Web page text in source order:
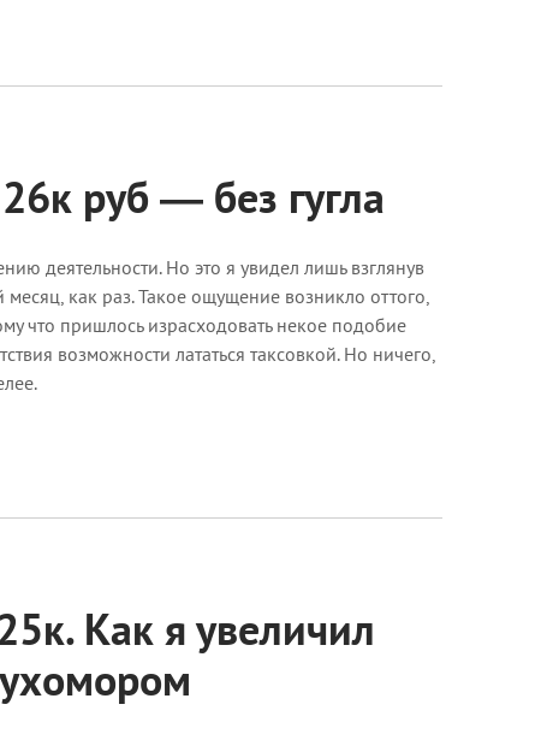
руб — без гугла
деятельности. Но это я увидел лишь взглянув
как раз. Такое ощущение возникло оттого,
что пришлось израсходовать некое подобие
возможности лататься таксовкой. Но ничего,
Как я увеличил